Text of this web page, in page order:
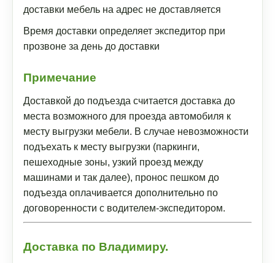
доставки мебель на адрес не доставляется
Время доставки определяет экспедитор при
прозвоне за день до доставки
Примечание
Доставкой до подъезда считается доставка до
места возможного для проезда автомобиля к
месту выгрузки мебели. В случае невозможности
подъехать к месту выгрузки (паркинги,
пешеходные зоны, узкий проезд между
машинами и так далее), пронос пешком до
подъезда оплачивается дополнительно по
договоренности с водителем-экспедитором.
Доставка по Владимиру.